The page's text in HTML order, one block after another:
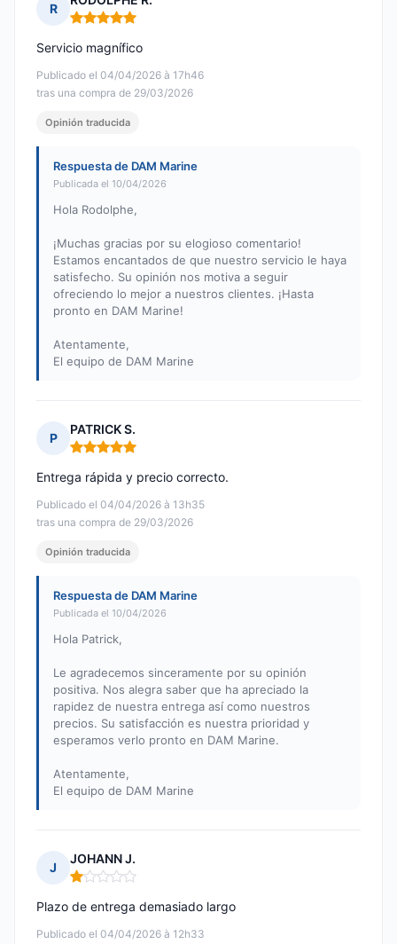
R
Nota: 5 de 5
Publicado el 04/04/2026 à 17h46
tras una compra de 29/03/2026
Servicio magnífico
Opinión traducida
Respuesta de DAM Marine
Publicada el 10/04/2026
Hola Rodolphe,
¡Muchas gracias por su elogioso comentario!
Estamos encantados de que nuestro servicio le haya
satisfecho. Su opinión nos motiva a seguir
ofreciendo lo mejor a nuestros clientes. ¡Hasta
pronto en DAM Marine!
Atentamente,
El equipo de DAM Marine
P
PATRICK S.
Nota: 5 de 5
Publicado el 04/04/2026 à 13h35
tras una compra de 29/03/2026
Entrega rápida y precio correcto.
Opinión traducida
Respuesta de DAM Marine
Publicada el 10/04/2026
Hola Patrick,
Le agradecemos sinceramente por su opinión
positiva. Nos alegra saber que ha apreciado la
rapidez de nuestra entrega así como nuestros
precios. Su satisfacción es nuestra prioridad y
esperamos verlo pronto en DAM Marine.
Atentamente,
El equipo de DAM Marine
J
JOHANN J.
Nota: 1 de 5
Publicado el 04/04/2026 à 12h33
Plazo de entrega demasiado largo